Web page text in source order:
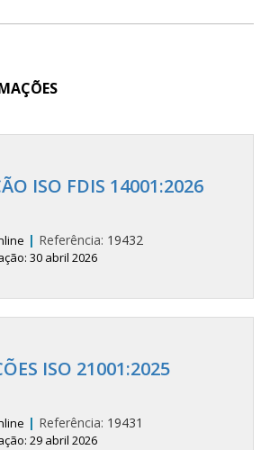
ISO FDIS 14001:2026
| Referência: 19432
30 abril 2026
ISO 21001:2025
| Referência: 19431
29 abril 2026